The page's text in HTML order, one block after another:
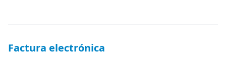
Factura electrónica